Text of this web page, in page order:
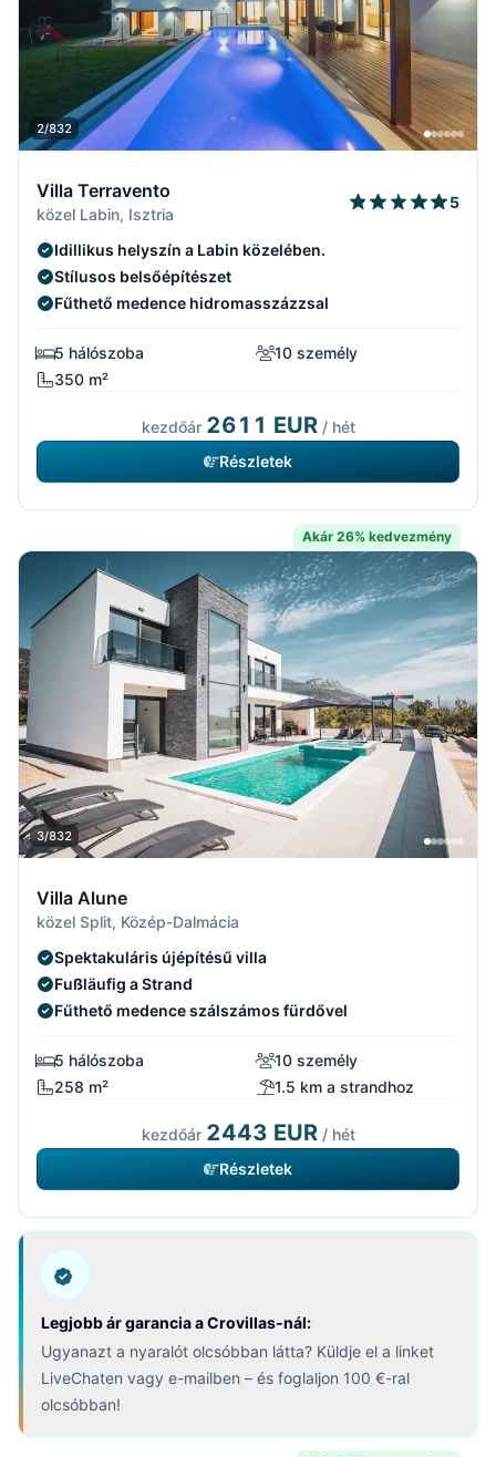
2/832
Villa Terravento
közel Labin, Isztria
5
Idillikus helyszín a Labin közelében.
Stílusos belsőépítészet
Fűthető medence hidromasszázzsal
5 hálószoba
10 személy
350 m²
kezdőár 2611 EUR/ hét
Részletek
Akár 26% kedvezmény
3/832
Villa Alune
közel Split, Közép-Dalmácia
Spektakuláris újépítésű villa
Fußläufig a Strand
Fűthető medence szálszámos fürdővel
5 hálószoba
10 személy
258 m²
1.5 km a strandhoz
kezdőár 2443 EUR/ hét
Részletek
Legjobb ár garancia a Crovillas-nál:
Ugyanazt a nyaralót olcsóbban látta? Küldje el a linket
LiveChaten vagy e-mailben – és foglaljon 100 €-ral
olcsóbban!